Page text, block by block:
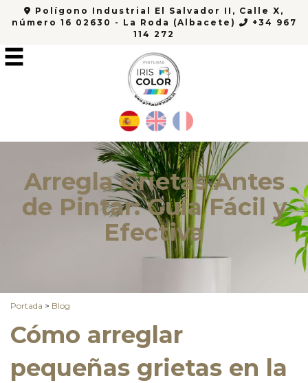
Polígono Industrial El Salvador II, Calle X,
número 16 02630 - La Roda (Albacete)
+34 967
114 272
Arregla Grietas Antes
de Pintar: Guía Fácil y
Efectiva
Portada > Blog
Cómo arreglar
pequeñas grietas en la